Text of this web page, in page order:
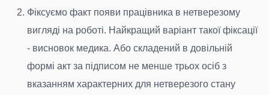
Фіксуємо факт появи працівника в нетверезому
вигляді на роботі. Найкращий варіант такої фіксації
- висновок медика. Або складений в довільній
формі акт за підписом не менше трьох осіб з
вказанням характерних для нетверезого стану